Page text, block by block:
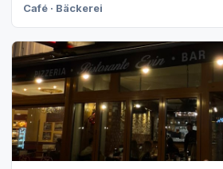
Café · Bäckerei